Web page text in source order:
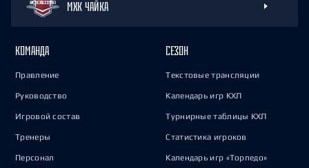
МХК ЧАЙКА
КОМАНДА
Правление
Руководство
Игровой состав
Тренеры
Персонал
СЕЗОН
Текстовые трансляции
Календарь игр КХЛ
Турнирные таблицы КХЛ
Статистика игроков
Календарь игр «Торпедо»